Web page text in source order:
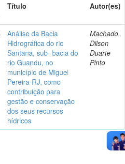
Título Autor(es)
Análise da Bacia
Hidrográfica do rio
Santana, sub- bacia do
rio Guandu, no
município de Miguel
Pereira-RJ, como
contribuição para
gestão e conservação
dos seus recursos
hídricos
Machado,
Dilson
Duarte
Pinto